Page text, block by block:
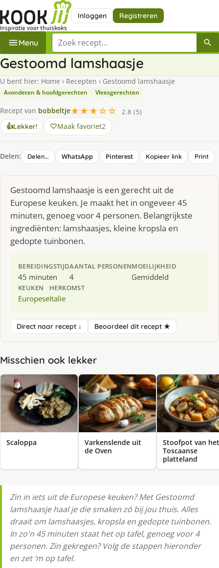
Inloggen Registreren
Menu Zoek een recept
Gestoomd lamshaasje
U bent hier: Home › Recepten › Gestoomd lamshaasje
Avondeten & hoofdgerechten Vleesgerechten
Recept van bobbeltje★★★☆☆
2.8 (5)
👍Lekker! Maak favoriet2
Delen: Delen… WhatsApp Pinterest Kopieer link Print
Gestoomd lamshaasje is een gerecht uit de
Europese keuken. Je maakt het in ongeveer 45
minuten, genoeg voor 4 personen. Belangrijkste
ingrediënten: lamshaasjes, kleine kropsla en
gedopte tuinbonen.
BEREIDINGSTIJD
45 minuten
AANTAL PERSONEN
4
MOEILIJKHEID
Gemiddeld
KEUKEN
Europese
HERKOMST
Italie
Direct naar recept ↓ Beoordeel dit recept ★
Misschien ook lekker
Scaloppa
Varkenslende uit
de Oven
Stoofpot van het
Toscaanse
platteland
Zin in iets uit de Europese keuken? Met Gestoomd
lamshaasje haal je die smaken zó bij jou thuis. Alles
draait om lamshaasjes, kropsla en gedopte tuinbonen.
In zo'n 45 minuten staat het op tafel, genoeg voor 4
personen. Zin gekregen? Volg de stappen hieronder
en zet ‘m op tafel.